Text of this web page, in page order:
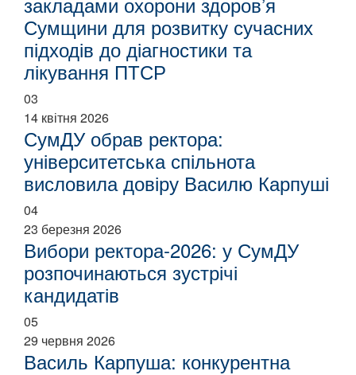
Сумщини для розвитку сучасних
підходів до діагностики та
лікування ПТСР
03
14 квітня 2026
СумДУ обрав ректора:
університетська спільнота
висловила довіру Василю Карпуші
04
23 березня 2026
Вибори ректора-2026: у СумДУ
розпочинаються зустрічі
кандидатів
05
29 червня 2026
Василь Карпуша: конкурентна